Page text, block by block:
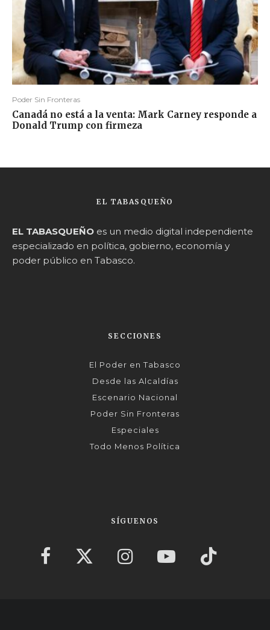
Poder Sin Fronteras
Canadá no está a la venta: Mark Carney responde a
Donald Trump con firmeza
EL TABASQUEÑO
EL TABASQUEÑO es un medio digital independiente
especializado en política, gobierno, economía y
poder público en Tabasco.
SECCIONES
El Poder en Tabasco
Desde las Alcaldías
Escenario Nacional
Poder Sin Fronteras
Especiales
Todo Menos Política
SÍGUENOS